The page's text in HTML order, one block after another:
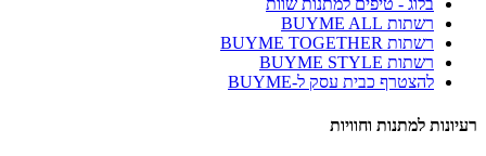
בלוג - טיפים למתנות שוות
רשתות BUYME ALL
רשתות BUYME TOGETHER
רשתות BUYME STYLE
להצטרף כבית עסק ל-BUYME
רעיונות למתנות וחוויות